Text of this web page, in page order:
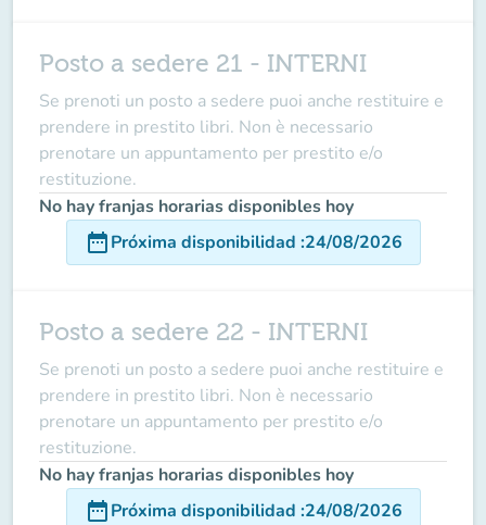
Posto a sedere 21 - INTERNI
Se prenoti un posto a sedere puoi anche restituire e
prendere in prestito libri. Non è necessario
prenotare un appuntamento per prestito e/o
restituzione.
No hay franjas horarias disponibles hoy
date_rangePróxima disponibilidad :24/08/2026
Posto a sedere 22 - INTERNI
Se prenoti un posto a sedere puoi anche restituire e
prendere in prestito libri. Non è necessario
prenotare un appuntamento per prestito e/o
restituzione.
No hay franjas horarias disponibles hoy
date_rangePróxima disponibilidad :24/08/2026